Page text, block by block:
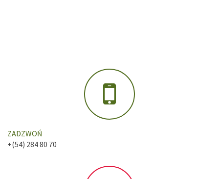
ZADZWOŃ
+(54) 284 80 70